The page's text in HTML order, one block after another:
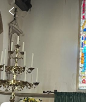
